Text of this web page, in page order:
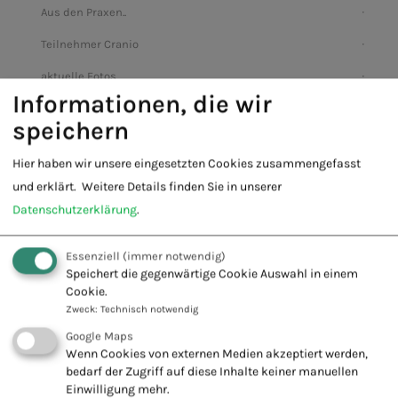
Aus den Praxen..
Teilnehmer Cranio
aktuelle Fotos
Fachschule für Naturheilkunde -
Europäischer Verband Naturheilkunde
e.V.
Innovation + Tradition = Zukunft
Informationen, die wir
speichern
Hier haben wir unsere eingesetzten Cookies zusammengefasst
und erklärt. Weitere Details finden Sie in unserer
Datenschutzerklärung.
Essenziell (immer notwendig)
Speichert die gegenwärtige Cookie Auswahl in einem
Cookie.
Zweck: Technisch notwendig
Google Maps
Wenn Cookies von externen Medien akzeptiert werden,
bedarf der Zugriff auf diese Inhalte keiner manuellen
Einwilligung mehr.